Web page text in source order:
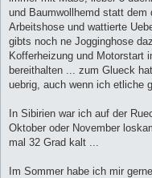
und Baumwollhemd statt dem
Arbeitshose und wattierte
gibts noch ne Jogginghose
Kofferheizung und Motorstart
bereithalten ... zum Glueck
uebrig, auch wenn ich etliche
In Sibirien war ich auf der
Oktober oder November
mal 32 Grad kalt ...
Im Sommer habe ich mir